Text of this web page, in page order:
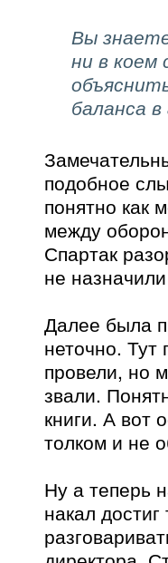
Вы
ни в коем
баланса
подобное
понятно как
между
Спартак
не
Далее была
неточно. Тут
провели, но
звали.
книги. А вот
толком и не
Ну а теперь
накал